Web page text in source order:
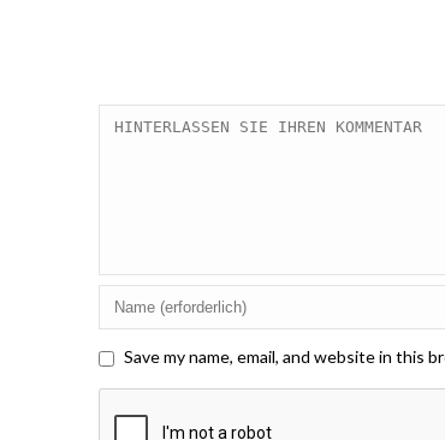
Save my name, email, and website in this